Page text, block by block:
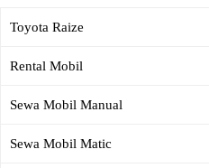
Toyota Raize
Rental Mobil
Sewa Mobil Manual
Sewa Mobil Matic